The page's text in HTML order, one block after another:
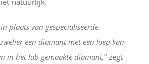
plaats van gespecialiseerde
een diamant met een loep kan
in het lab gemaakte diamant,” zegt